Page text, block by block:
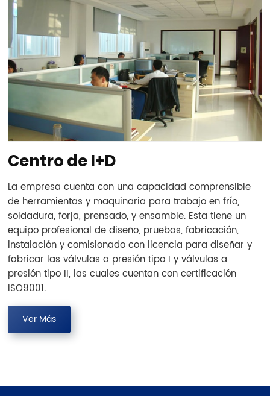
Centro de I+D
La empresa cuenta con una capacidad comprensible
de herramientas y maquinaria para trabajo en frío,
soldadura, forja, prensado, y ensamble. Esta tiene un
equipo profesional de diseño, pruebas, fabricación,
instalación y comisionado con licencia para diseñar y
fabricar las válvulas a presión tipo I y válvulas a
presión tipo II, las cuales cuentan con certificación
ISO9001.
Ver Más